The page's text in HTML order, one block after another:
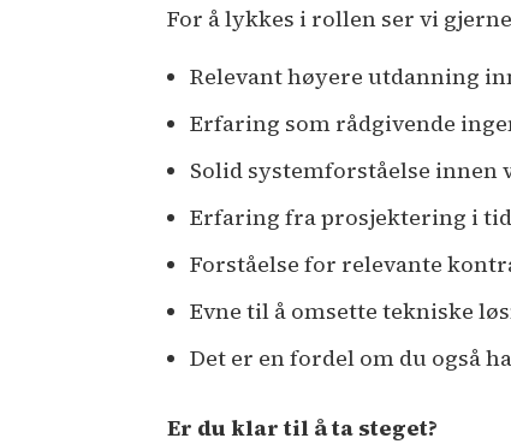
For å lykkes i rollen ser vi
Relevant høyere utdanning
Erfaring som rådgivende
Solid systemforståelse
Erfaring fra prosjektering i
Forståelse for relevante
Evne til å omsette tekniske
Det er en fordel om du også
Er du klar til å ta steget?